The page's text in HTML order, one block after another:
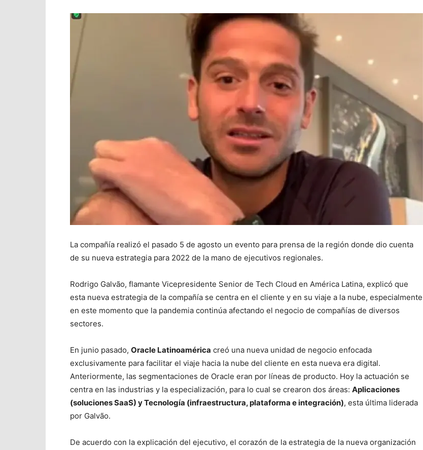
La compañía realizó el pasado 5 de agosto un evento para prensa de la región donde dio cuenta
de su nueva estrategia para 2022 de la mano de ejecutivos regionales.
Rodrigo Galvão, flamante Vicepresidente Senior de Tech Cloud en América Latina, explicó que
esta nueva estrategia de la compañía se centra en el cliente y en su viaje a la nube, especialmente
en este momento que la pandemia continúa afectando el negocio de compañías de diversos
sectores.
En junio pasado, Oracle Latinoamérica creó una nueva unidad de negocio enfocada
exclusivamente para facilitar el viaje hacia la nube del cliente en esta nueva era digital.
Anteriormente, las segmentaciones de Oracle eran por líneas de producto. Hoy la actuación se
centra en las industrias y la especialización, para lo cual se crearon dos áreas: Aplicaciones
(soluciones SaaS) y Tecnología (infraestructura, plataforma e integración), esta última liderada
por Galvão.
De acuerdo con la explicación del ejecutivo, el corazón de la estrategia de la nueva organización